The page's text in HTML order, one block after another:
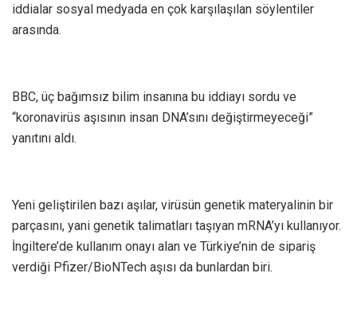
iddialar sosyal medyada en çok karşılaşılan söylentiler
arasında.
BBC, üç bağımsız bilim insanına bu iddiayı sordu ve
“koronavirüs aşısının insan DNA’sını değiştirmeyeceği”
yanıtını aldı.
Yeni geliştirilen bazı aşılar, virüsün genetik materyalinin bir
parçasını, yani genetik talimatları taşıyan mRNA’yı kullanıyor.
İngiltere’de kullanım onayı alan ve Türkiye’nin de sipariş
verdiği Pfizer/BioNTech aşısı da bunlardan biri.